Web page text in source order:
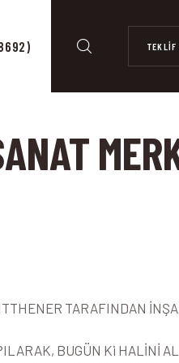
TEKLİF
TARAFINDAN
BUGÜN Ki HALİNİ